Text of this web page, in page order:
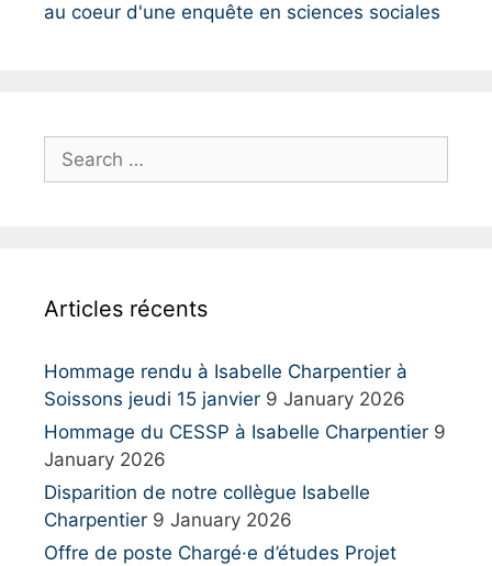
au coeur d'une enquête en sciences sociales
e
f
r
:
Articles récents
Hommage rendu à Isabelle Charpentier à
Soissons jeudi 15 janvier 9 January 2026
Hommage du CESSP à Isabelle Charpentier 9
January 2026
Disparition de notre collègue Isabelle
Charpentier 9 January 2026
Offre de poste Chargé·e d’études Projet